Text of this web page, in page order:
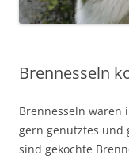
Brennesseln
Brennesseln waren
gern genutztes und
sind gekochte